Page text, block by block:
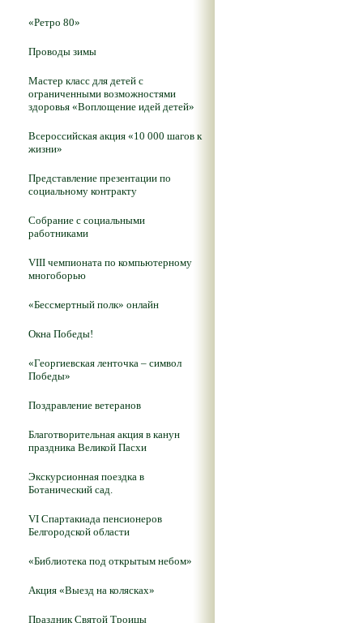
«Ретро 80»
Проводы зимы
Мастер класс для детей с
ограниченными возможностями
здоровья «Воплощение идей детей»
Всероссийская акция «10 000 шагов к
жизни»
Представление презентации по
социальному контракту
Собрание с социальными
работниками
VIII чемпионата по компьютерному
многоборью
«Бессмертный полк» онлайн
Окна Победы!
«Георгиевская ленточка – символ
Победы»
Поздравление ветеранов
Благотворительная акция в канун
праздника Великой Пасхи
Экскурсионная поездка в
Ботанический сад.
VI Спартакиада пенсионеров
Белгородской области
«Библиотека под открытым небом»
Акция «Выезд на колясках»
Праздник Святой Троицы